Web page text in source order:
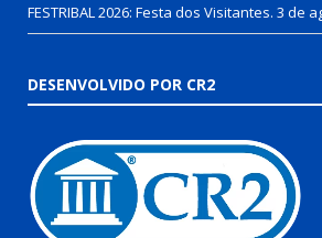
FESTRIBAL 2026: Festa dos Visitantes. 3 de
DESENVOLVIDO POR CR2